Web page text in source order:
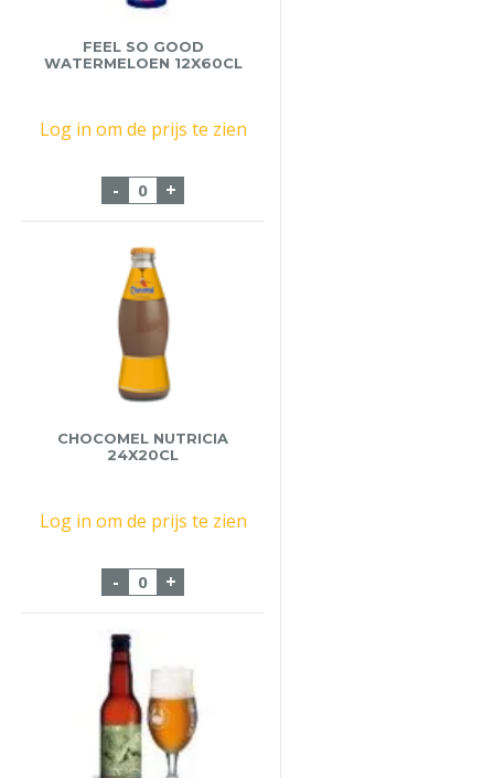
FEEL SO GOOD
WATERMELOEN 12X60CL
Log in om de prijs te zien
- Feel So Good Watermeloen 12x60cl
+
CHOCOMEL NUTRICIA
24X20CL
Log in om de prijs te zien
- Chocomel Nutricia 24x20cl aantal
+